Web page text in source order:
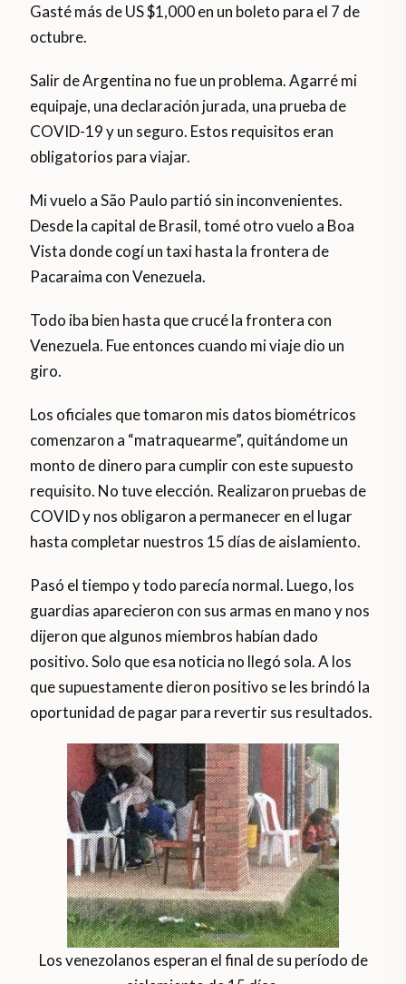
Gasté más de US $1,000 en un boleto para el 7 de
octubre.
Salir de Argentina no fue un problema. Agarré mi
equipaje, una declaración jurada, una prueba de
COVID-19 y un seguro. Estos requisitos eran
obligatorios para viajar.
Mi vuelo a São Paulo partió sin inconvenientes.
Desde la capital de Brasil, tomé otro vuelo a Boa
Vista donde cogí un taxi hasta la frontera de
Pacaraima con Venezuela.
Todo iba bien hasta que crucé la frontera con
Venezuela. Fue entonces cuando mi viaje dio un
giro.
Los oficiales que tomaron mis datos biométricos
comenzaron a “matraquearme”, quitándome un
monto de dinero para cumplir con este supuesto
requisito. No tuve elección. Realizaron pruebas de
COVID y nos obligaron a permanecer en el lugar
hasta completar nuestros 15 días de aislamiento.
Pasó el tiempo y todo parecía normal. Luego, los
guardias aparecieron con sus armas en mano y nos
dijeron que algunos miembros habían dado
positivo. Solo que esa noticia no llegó sola. A los
que supuestamente dieron positivo se les brindó la
oportunidad de pagar para revertir sus resultados.
Los venezolanos esperan el final de su período de